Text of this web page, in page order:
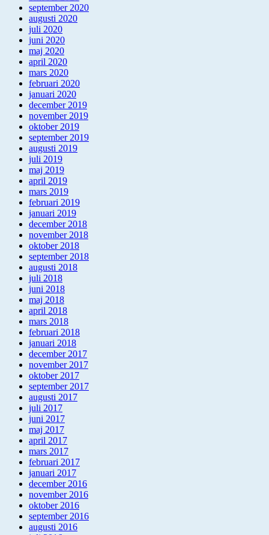
september 2020
augusti 2020
juli 2020
juni 2020
maj 2020
april 2020
mars 2020
februari 2020
januari 2020
december 2019
november 2019
oktober 2019
september 2019
augusti 2019
juli 2019
maj 2019
april 2019
mars 2019
februari 2019
januari 2019
december 2018
november 2018
oktober 2018
september 2018
augusti 2018
juli 2018
juni 2018
maj 2018
april 2018
mars 2018
februari 2018
januari 2018
december 2017
november 2017
oktober 2017
september 2017
augusti 2017
juli 2017
juni 2017
maj 2017
april 2017
mars 2017
februari 2017
januari 2017
december 2016
november 2016
oktober 2016
september 2016
augusti 2016